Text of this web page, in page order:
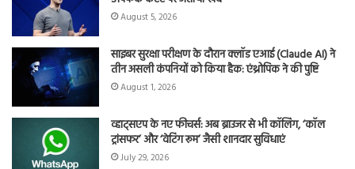
August 5, 2026
साइबर सुरक्षा परीक्षण के दौरान क्लॉड एआई (Claude AI) ने
तीन असली कंपनियों को किया हैक: एंथ्रोपिक ने की पुष्टि
August 1, 2026
व्हाट्सएप के नए फीचर्स: अब ब्राउजर से भी कॉलिंग, ‘कॉल
ट्रांसफर’ और ‘वेटिंग रूम’ जैसी शानदार सुविधाएं
July 29, 2026